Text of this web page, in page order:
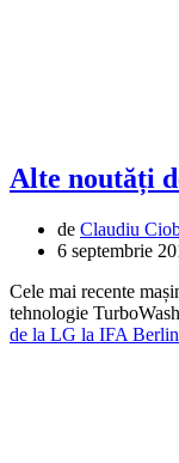
Alte noutăți
de Claudiu
6 septembrie
Cele mai recente
tehnologie
de la LG la IFA